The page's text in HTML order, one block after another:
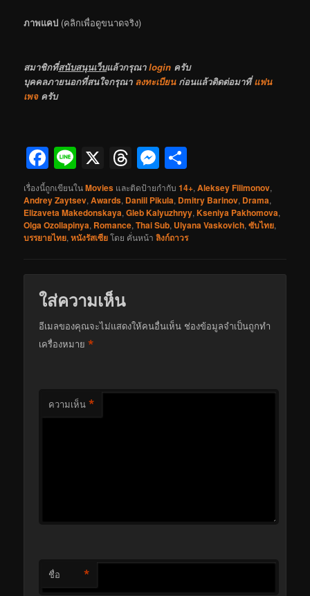
ภาพแคป (คลิกเพื่อดูขนาดจริง)
สมาชิกที่สนับสนุนเว็บแล้วกรุณาlogin ครับ
บุคคลภายนอกที่สนใจกรุณา ลงทะเบียนก่อนแล้วติดต่อมาที่แฟน
เพจครับ
Facebook
Line
X Threads
Messenger
เรื่องนี้ถูกเขียนในMovies และติดป้ายกำกับ14+,Aleksey Filimonov,
Andrey Zaytsev,Awards, Daniil Pikula, Dmitry Barinov, Drama,
Elizaveta Makedonskaya,Gleb Kalyuzhnyy,Kseniya Pakhomova,
Olga Ozollapinya, Romance,Thai Sub, Ulyana Vaskovich,ซับไทย,
บรรยายไทย,หนังรัสเซียโดย คั่นหน้าลิงก์ถาวร
ใส่ความเห็น
อีเมลของคุณจะไม่แสดงให้คนอื่นเห็น ช่องข้อมูลจำเป็นถูกทำ
เครื่องหมาย*
ความเห็น *
ชื่อ *